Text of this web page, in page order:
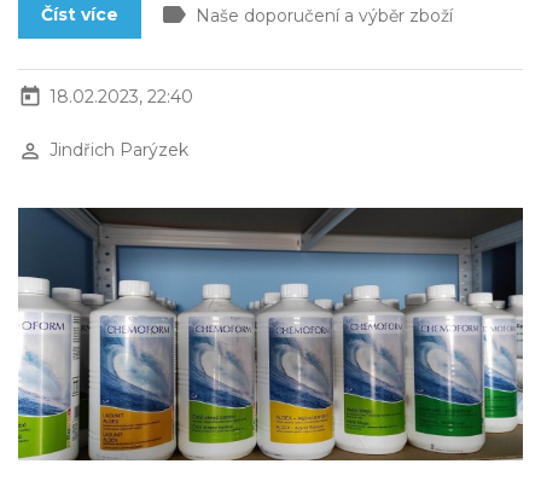
Číst více label Naše doporučení a výběr zboží
today 18.02.2023, 22:40
perm_identity Jindřich Parýzek